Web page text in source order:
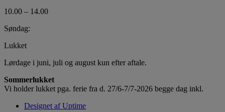
10.00 – 14.00
Søndag:
Lukket
Lørdage i juni, juli og august kun efter aftale.
Sommerlukket
Vi holder lukket pga. ferie fra d. 27/6-7/7-2026 begge dag inkl.
Designet af Uptime